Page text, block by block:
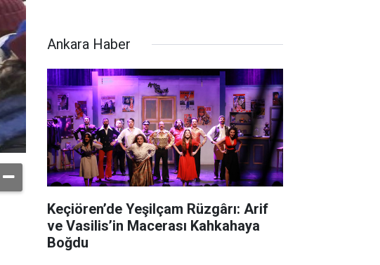
Ankara Haber
Keçiören’de Yeşilçam Rüzgârı: Arif
ve Vasilis’in Macerası Kahkahaya
Boğdu